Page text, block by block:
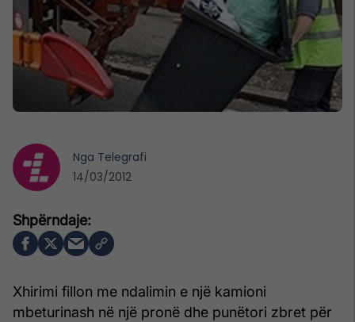
Xhirimi fillon me ndalimin e një kamioni
mbeturinash në një pronë dhe punëtori zbret për
Nga Telegrafi
14/03/2012